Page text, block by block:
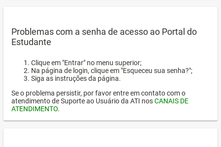
Problemas com a senha de acesso ao Portal do
Estudante
Clique em "Entrar" no menu superior;
Na página de login, clique em "Esqueceu sua senha?";
Siga as instruções da página.
Se o problema persistir, por favor entre em contato com o
atendimento de Suporte ao Usuário da ATI nosCANAIS DE
ATENDIMENTO.